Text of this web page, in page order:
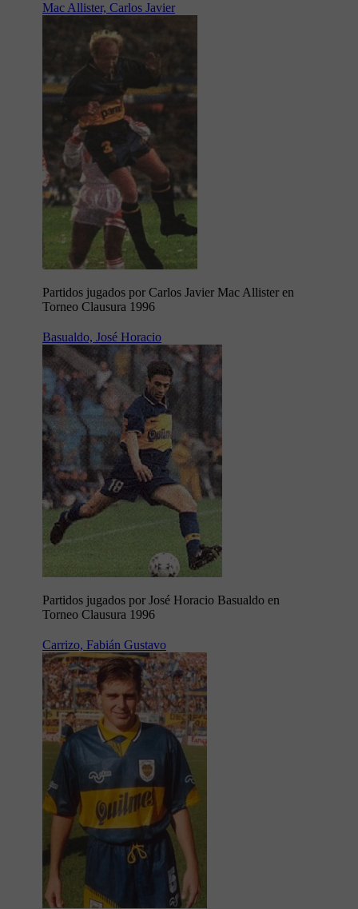
Mac Allister, Carlos Javier
Partidos jugados por Carlos Javier Mac Allister en
Torneo Clausura 1996
Basualdo, José Horacio
Partidos jugados por José Horacio Basualdo en
Torneo Clausura 1996
Carrizo, Fabián Gustavo